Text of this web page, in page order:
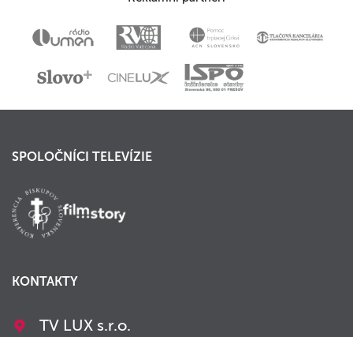
SPOLOČNÍCI TELEVÍZIE
KONTAKTY
TV LUX s.r.o.